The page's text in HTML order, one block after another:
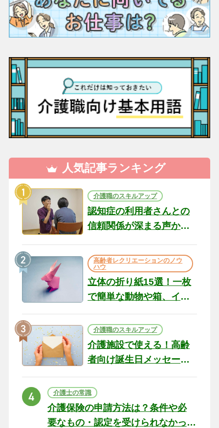
人気記事ランキング
介護職のスキルアップ
認知症の利用者さんとの
信頼関係が深まる声かけ
の現場から（22）
高齢者レクリエーションのノウ
ハウ
立体の折り紙15選！一枚
で簡単な動物や箱、イン
介護職のスキルアップ
介護施設で使える！高齢
者向け誕生日メッセージ
ト
介護士の常識
介護保険の申請方法は？条件や必
要なもの・認定を受けられなかっ